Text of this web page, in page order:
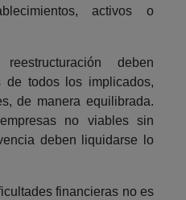
activos o
deben
de todos los implicados,
de manera equilibrada.
no viables sin
deben liquidarse lo
financieras no es